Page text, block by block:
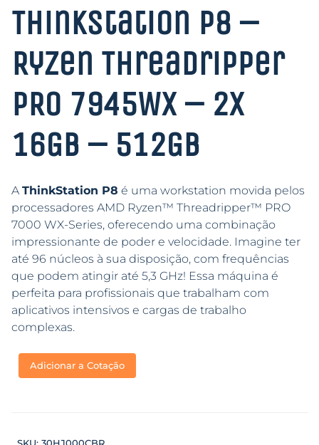
ThinkStation P8 –
Ryzen Threadripper
PRO 7945WX – 2x
16GB – 512GB
A ThinkStation P8 é uma workstation movida pelos
processadores AMD Ryzen™ Threadripper™ PRO
7000 WX-Series, oferecendo uma combinação
impressionante de poder e velocidade. Imagine ter
até 96 núcleos à sua disposição, com frequências
que podem atingir até 5,3 GHz! Essa máquina é
perfeita para profissionais que trabalham com
aplicativos intensivos e cargas de trabalho
complexas.
Adicionar a Cotação